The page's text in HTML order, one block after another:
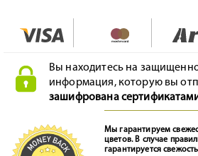
Вы находитесь на
информация, которую вы
зашифрована сертификатами
Мы гарантируем
цветов. В случае
гарантируется